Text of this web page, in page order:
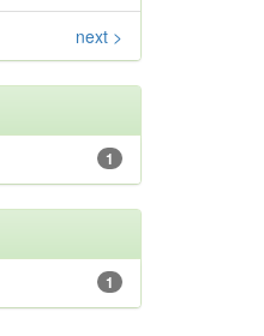
next >
1
1